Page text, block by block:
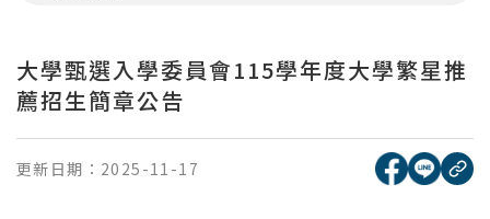
大學甄選入學委員會115學年度大學繁星推
薦招生簡章公告
更新日期： 2025-11-17 [另開新
[另開
複